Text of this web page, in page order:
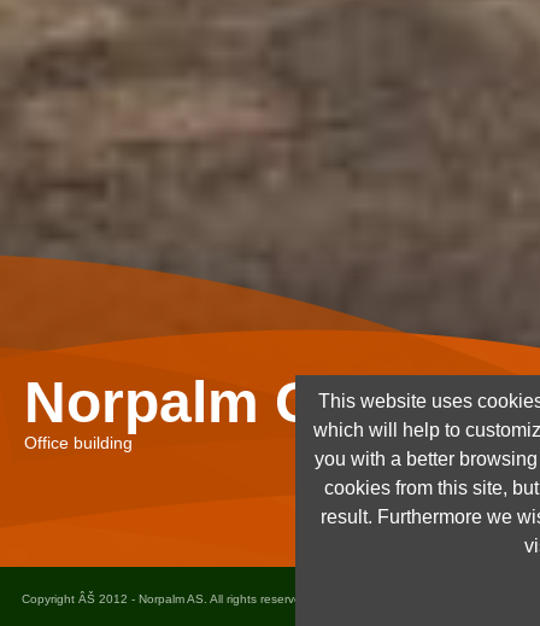
Norpalm Ghana
Office building
Copyright ÂŠ 2012 - Norpalm AS. All rights reserved. Design and implementation
This website uses
which will help to
you with a better
cookies from this site,
result. Furthermore we